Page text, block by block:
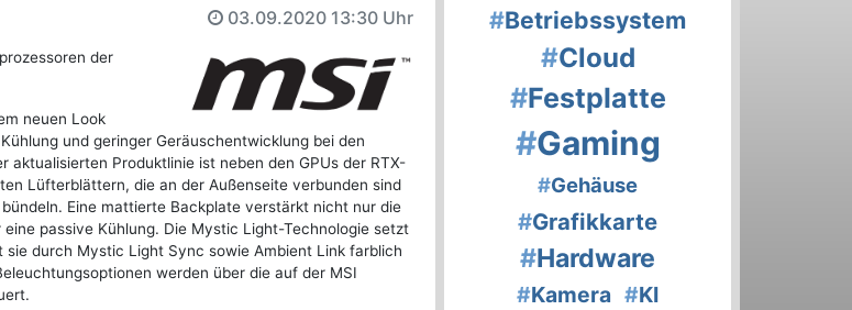
03.09.2020 13:30 Uhr
der
neuen Look
und geringer Geräuschentwicklung bei den
Produktlinie ist neben den GPUs der RTX-
Lüfterblättern, die an der Außenseite verbunden sind
Eine mattierte Backplate verstärkt nicht nur die
passive Kühlung. Die Mystic Light-Technologie setzt
durch Mystic Light Sync sowie Ambient Link farblich
werden über die auf der MSI
#Betriebssystem
#Cloud
#Festplatte
#Gaming
#Gehäuse
#Grafikkarte
#Hardware
#Kamera #KI